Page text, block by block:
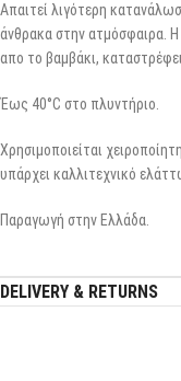
Απαιτεί λιγότερη
άνθρακα στην ατμόσφαιρα.
απο το βαμβάκι,
Έως 40°C στο πλυντήριο.
Χρησιμοποιείται
υπάρχει καλλιτεχνικό
Παραγωγή στην Ελλάδα.
DELIVERY & RETURNS